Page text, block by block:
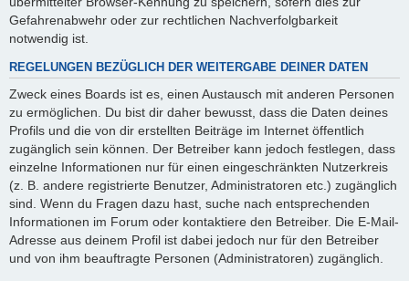
Gefahrenabwehr oder zur rechtlichen Nachverfolgbarkeit
notwendig ist.
REGELUNGEN BEZÜGLICH DER WEITERGABE DEINER DATEN
Zweck eines Boards ist es, einen Austausch mit anderen Personen
zu ermöglichen. Du bist dir daher bewusst, dass die Daten deines
Profils und die von dir erstellten Beiträge im Internet öffentlich
zugänglich sein können. Der Betreiber kann jedoch festlegen, dass
einzelne Informationen nur für einen eingeschränkten Nutzerkreis
(z. B. andere registrierte Benutzer, Administratoren etc.) zugänglich
sind. Wenn du Fragen dazu hast, suche nach entsprechenden
Informationen im Forum oder kontaktiere den Betreiber. Die E-Mail-
Adresse aus deinem Profil ist dabei jedoch nur für den Betreiber
und von ihm beauftragte Personen (Administratoren) zugänglich.